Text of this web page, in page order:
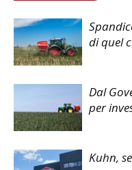
di quel
Dal
per
Kuhn,